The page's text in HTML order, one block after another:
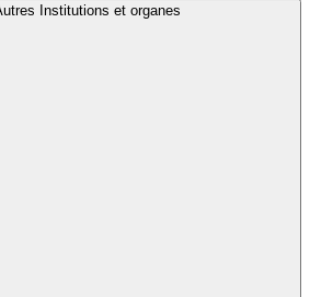
Institutions et organes